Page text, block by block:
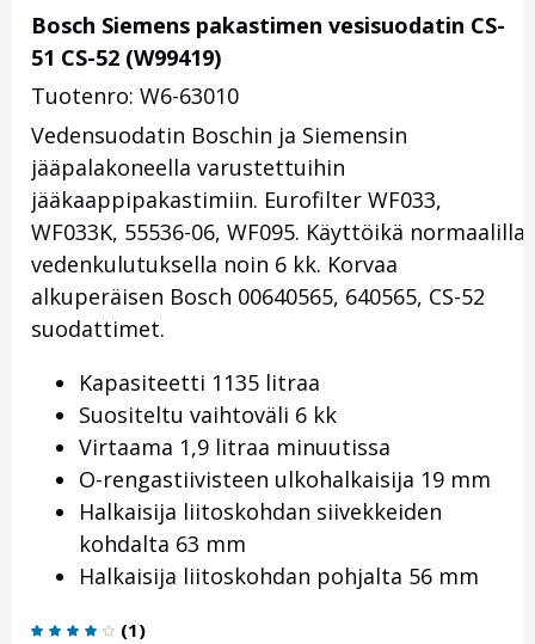
Bosch Siemens pakastimen vesisuodatin CS-
51 CS-52 (W99419)
Tuotenro: W6-63010
Vedensuodatin Boschin ja Siemensin
jääpalakoneella varustettuihin
jääkaappipakastimiin. Eurofilter WF033,
WF033K, 55536-06, WF095. Käyttöikä normaalilla
vedenkulutuksella noin 6 kk. Korvaa
alkuperäisen Bosch 00640565, 640565, CS-52
suodattimet.
Kapasiteetti 1135 litraa
Suositeltu vaihtoväli 6 kk
Virtaama 1,9 litraa minuutissa
O-rengastiivisteen ulkohalkaisija 19 mm
Halkaisija liitoskohdan siivekkeiden
kohdalta 63 mm
Halkaisija liitoskohdan pohjalta 56 mm
(1)